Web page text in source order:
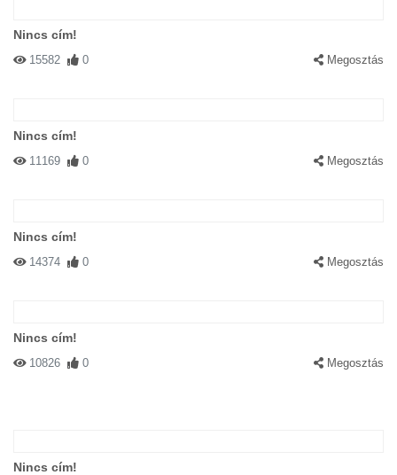
Nincs cím!
15582 0 Megosztás
Nincs cím!
11169 0 Megosztás
Nincs cím!
14374 0 Megosztás
Nincs cím!
10826 0 Megosztás
Nincs cím!